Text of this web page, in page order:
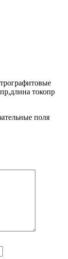
токопр
поля